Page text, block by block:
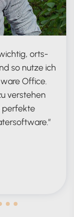
orts-
so nutze ich
Office.
verstehen
perfekte